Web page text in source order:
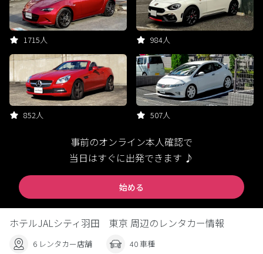
1715人 984人
852人 507人
事前のオンライン本人確認で
当日はすぐに出発できます ♪
始める
ホテルJALシティ羽田 東京 周辺のレンタカー情報
6 レンタカー店舗 40 車種